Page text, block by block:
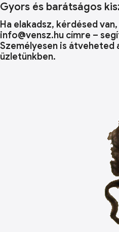
Gyors és barátságos
Ha elakadsz, kérdésed
info@vensz.hu címre –
Személyesen is átveheted
üzletünkben.